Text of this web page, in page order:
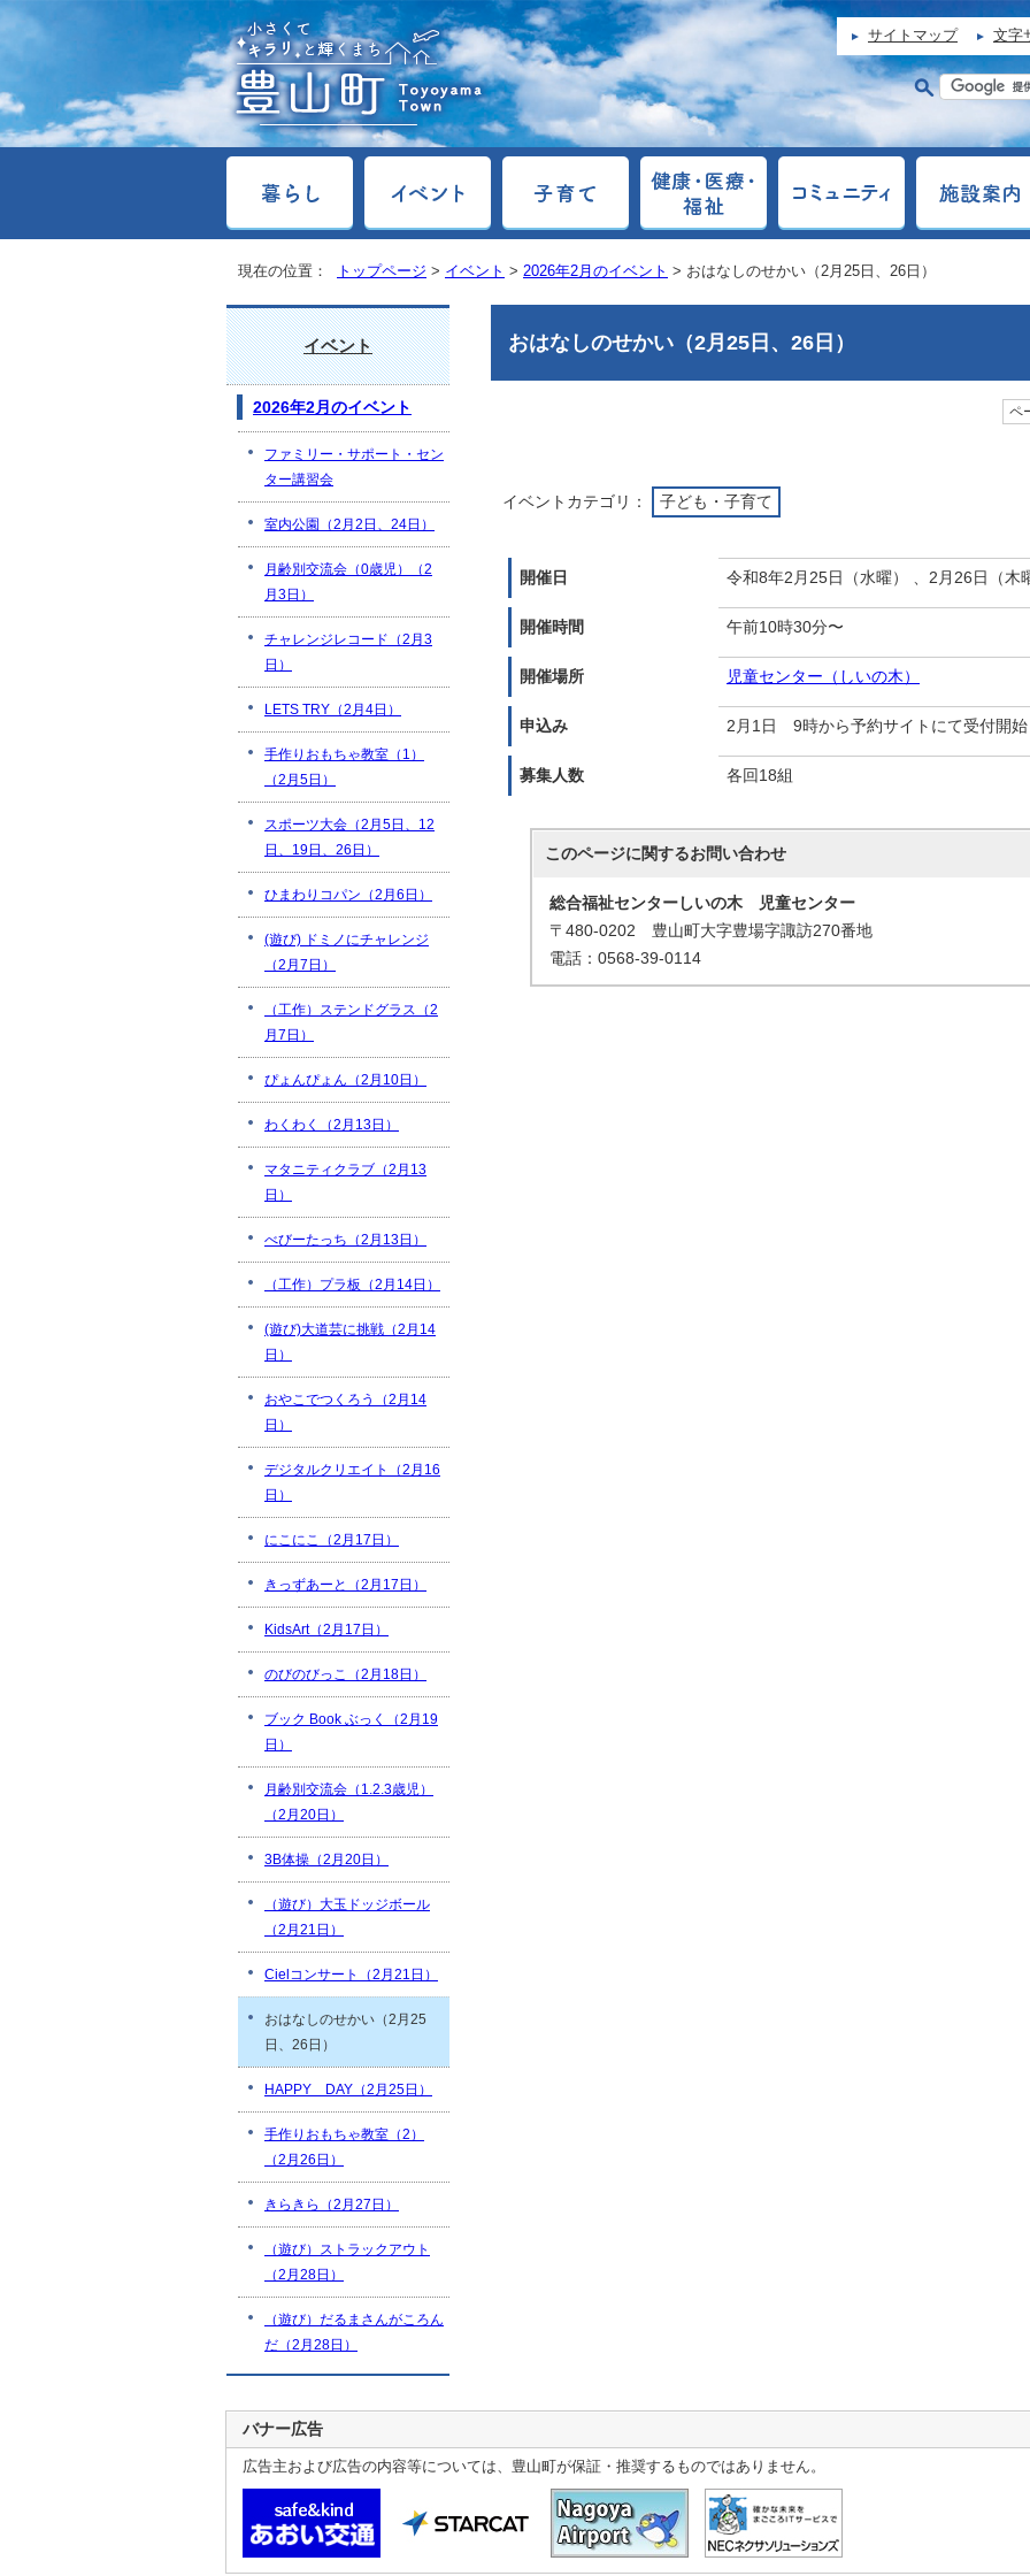
サイトマップ 文字
現在の位置： トップページ > イベント > 2026年2月のイベント > おはなしのせかい（2月25日、26日）
おはなしのせかい（2月25日、26日）
ペ
イベントカテゴリ： 子ども・子育て
開催日 令和8年2月25日（水曜） 、2月26日（木
開催時間 午前10時30分〜
開催場所 児童センター（しいの木）
申込み 2月1日 9時から予約サイトにて受付開始
募集人数 各回18組
このページに関するお問い合わせ
総合福祉センターしいの木 児童センター
〒480-0202 豊山町大字豊場字諏訪270番地
電話：0568-39-0114
イベント
2026年2月のイベント
ファミリー・サポート・セン
ター講習会
室内公園（2月2日、24日）
月齢別交流会（0歳児）（2
月3日）
チャレンジレコード（2月3
日）
LETS TRY（2月4日）
手作りおもちゃ教室（1）
（2月5日）
スポーツ大会（2月5日、12
日、19日、26日）
ひまわりコパン（2月6日）
(遊び) ドミノにチャレンジ
（2月7日）
（工作）ステンドグラス（2
月7日）
ぴょんぴょん（2月10日）
わくわく（2月13日）
マタニティクラブ（2月13
日）
べびーたっち（2月13日）
（工作）プラ板（2月14日）
(遊び)大道芸に挑戦（2月14
日）
おやこでつくろう（2月14
日）
デジタルクリエイト（2月16
日）
にこにこ（2月17日）
きっずあーと（2月17日）
KidsArt（2月17日）
のびのびっこ（2月18日）
ブック Book ぶっく（2月19
日）
月齢別交流会（1.2.3歳児）
（2月20日）
3B体操（2月20日）
（遊び）大玉ドッジボール
（2月21日）
Cielコンサート（2月21日）
おはなしのせかい（2月25
日、26日）
HAPPY DAY（2月25日）
手作りおもちゃ教室（2）
（2月26日）
きらきら（2月27日）
（遊び）ストラックアウト
（2月28日）
（遊び）だるまさんがころん
だ（2月28日）
バナー広告
広告主および広告の内容等については、豊山町が保証・推奨するものではありません。